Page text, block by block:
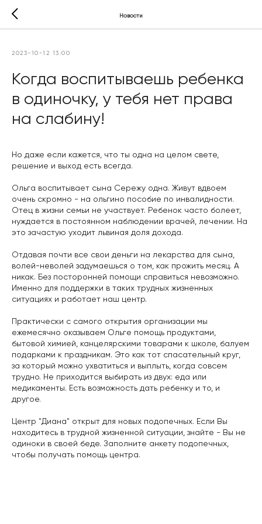
Новости
2023-10-12 13:00
Когда воспитываешь ребенка
в одиночку, у тебя нет права
на слабину!
Но даже если кажется, что ты одна на целом свете,
решение и выход есть всегда.
Ольга воспитывает сына Сережу одна. Живут вдвоем
очень скромно - на ольгино пособие по инвалидности.
Отец в жизни семьи не участвует. Ребенок часто болеет,
нуждается в постоянном наблюдении врачей, лечении. На
это зачастую уходит львиная доля дохода.
Отдавая почти все свои деньги на лекарства для сына,
волей-неволей задумаешься о том, как прожить месяц. А
никак. Без посторонней помощи справиться невозможно.
Именно для поддержки в таких трудных жизненных
ситуациях и работает наш центр.
Практически с самого открытия организации мы
ежемесячно оказываем Ольге помощь продуктами,
бытовой химией, канцелярскими товарами к школе, балуем
подарками к праздникам. Это как тот спасательный круг,
за который можно ухватиться и выплыть, когда совсем
трудно. Не приходится выбирать из двух: еда или
медикаменты. Есть возможность дать ребенку и то, и
другое.
Центр "Диана" открыт для новых подопечных. Если Вы
находитесь в трудной жизненной ситуации, знайте - Вы не
одиноки в своей беде. Заполните анкету подопечных,
чтобы получать помощь центра.